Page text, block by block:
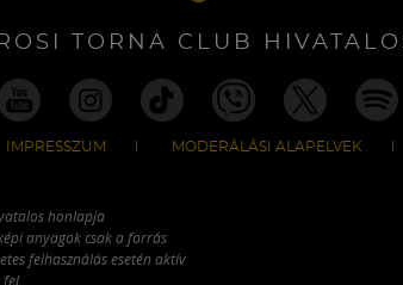
TORNA CLUB
IMPRESSZUM MODERÁLÁSI ALAPELVEK
honlapja
anyagok csak a forrás
felhasználás esetén aktív